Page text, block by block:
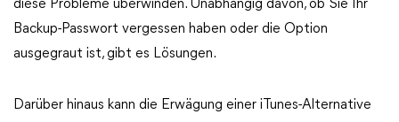
diese Probleme überwinden. Unabhängig davon, ob Sie Ihr
Backup-Passwort vergessen haben oder die Option
ausgegraut ist, gibt es Lösungen.
Darüber hinaus kann die Erwägung einer iTunes-Alternative